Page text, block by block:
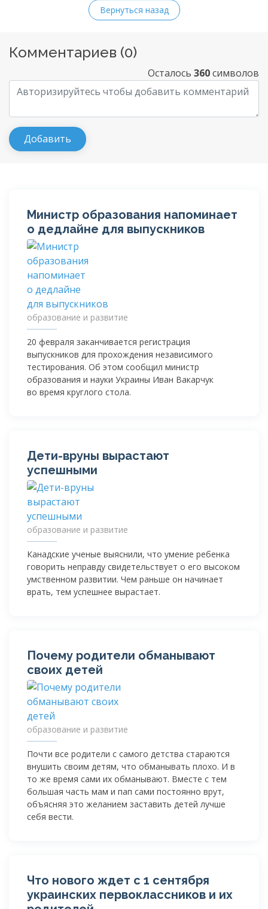
Вернуться назад
Комментариев (0)
Осталось 360символов
Министр образования напоминает
о дедлайне для выпускников
образование и развитие
20 февраля заканчивается регистрация
выпускников для прохождения независимого
тестирования. Об этом сообщил министр
образования и науки Украины Иван Вакарчук
во время круглого стола.
Дети-вруны вырастают
успешными
образование и развитие
Канадские ученые выяснили, что умение ребенка
говорить неправду свидетельствует о его высоком
умственном развитии. Чем раньше он начинает
врать, тем успешнее вырастает.
Почему родители обманывают
своих детей
образование и развитие
Почти все родители с самого детства стараются
внушить своим детям, что обманывать плохо. И в
то же время сами их обманывают. Вместе с тем
большая часть мам и пап сами постоянно врут,
объясняя это желанием заставить детей лучше
себя вести.
Что нового ждет с 1 сентября
украинских первоклассников и их